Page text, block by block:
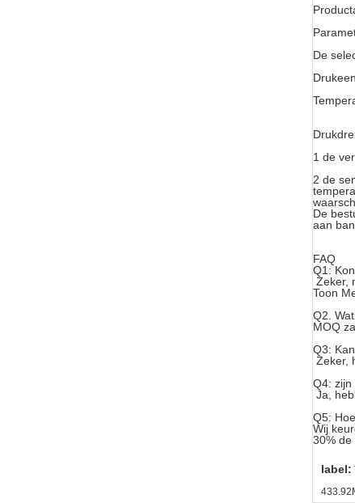
De
1 de
2 de
De
aan
FAQ
Q1:
Zeker,
Toon
Q2.
MOQ
Q3:
Zeker,
Q4: zijn
Ja,
Q5:
Wij
30% de
label: